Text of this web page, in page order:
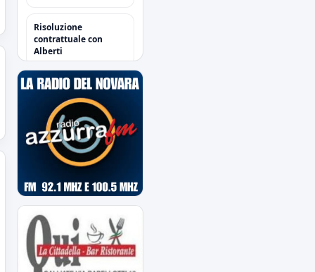
Risoluzione
contrattuale con
Alberti
Acquisti/Cessioni
"Sessione Estiva
2026/2027"
tutte le operazioni degli
azzurri
Il Novara è atteso dal
quarto impegno
estivo
Mercoledì a Chiavari.
Tra amichevoli e
mercato...
Orari Biglietteria